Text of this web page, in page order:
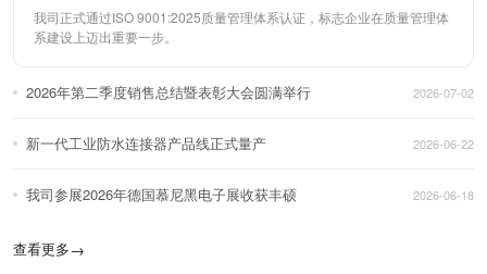
我司正式通过ISO 9001:2025质量管理体系认证，标志企业在质量管理体
系建设上迈出重要一步。
2026年第二季度销售总结暨表彰大会圆满举行 2026-07-02
新一代工业防水连接器产品线正式量产 2026-06-22
我司参展2026年德国慕尼黑电子展收获丰硕 2026-06-18
查看更多→